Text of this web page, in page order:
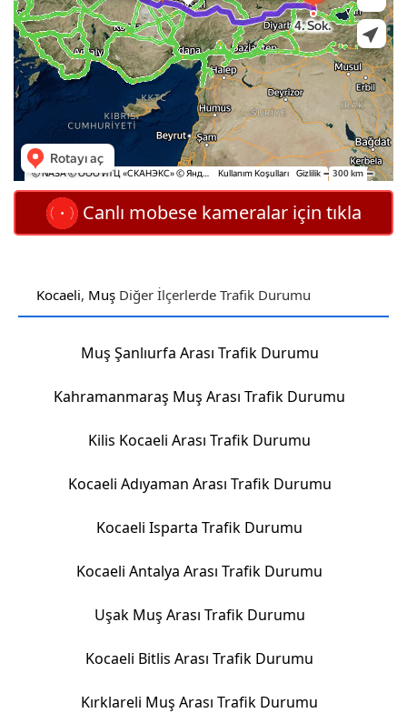
Canlı mobese kameralar için tıkla
Kocaeli, Muş Diğer İlçerlerde Trafik Durumu
Muş Şanlıurfa Arası Trafik Durumu
Kahramanmaraş Muş Arası Trafik Durumu
Kilis Kocaeli Arası Trafik Durumu
Kocaeli Adıyaman Arası Trafik Durumu
Kocaeli Isparta Trafik Durumu
Kocaeli Antalya Arası Trafik Durumu
Uşak Muş Arası Trafik Durumu
Kocaeli Bitlis Arası Trafik Durumu
Kırklareli Muş Arası Trafik Durumu